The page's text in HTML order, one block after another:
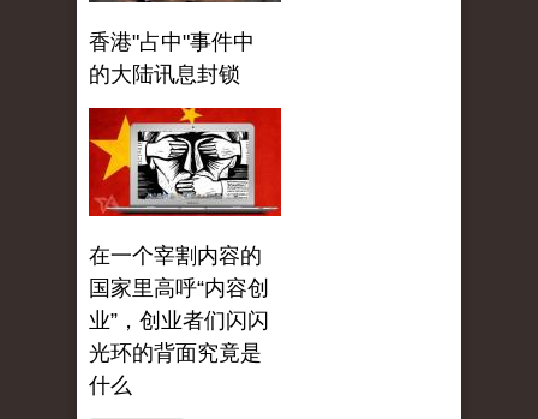
香港"占中"事件中
的大陆讯息封锁
在一个宰割内容的
国家里高呼“内容创
业”，创业者们闪闪
光环的背面究竟是
什么